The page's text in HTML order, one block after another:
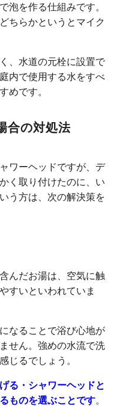
泡を作る仕組みです。
ちらかというとマイク
、水道の元栓に設置で
内で使用する水をすべ
めです。
合の対処法
ワーヘッドですが、デ
く取り付けたのに、い
う方は、次の解決策を
んだお湯は、空気に触
すいといわれていま
なることで浴び心地が
せん。強めの水流で洗
じるでしょう。
る・シャワーヘッドと
ものを選ぶことです。